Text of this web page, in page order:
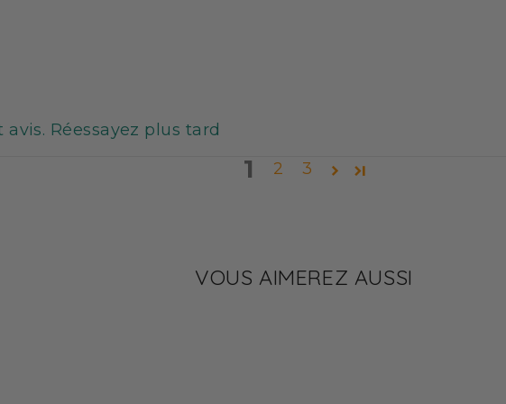
Réessayez plus tard
1 2 3
VOUS AIMEREZ AUSSI